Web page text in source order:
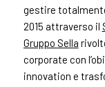
gestire
2015 attraverso il
Gruppo Sella
corporate con
innovation e